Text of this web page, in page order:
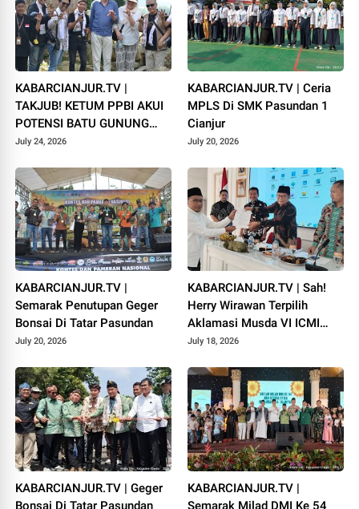
KABARCIANJUR.TV |
TAKJUB! KETUM PPBI AKUI
POTENSI BATU GUNUNG
PADANG
July 24, 2026
KABARCIANJUR.TV | Ceria
MPLS Di SMK Pasundan 1
Cianjur
July 20, 2026
KABARCIANJUR.TV |
Semarak Penutupan Geger
Bonsai Di Tatar Pasundan
July 20, 2026
KABARCIANJUR.TV | Sah!
Herry Wirawan Terpilih
Aklamasi Musda VI ICMI
Orda Cianjur
July 18, 2026
KABARCIANJUR.TV | Geger
Bonsai Di Tatar Pasundan
KABARCIANJUR.TV |
Semarak Milad DMI Ke 54